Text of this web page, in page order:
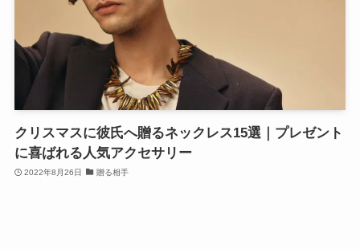
クリスマスに彼氏へ贈るネックレス15選｜プレゼント
に喜ばれる人気アクセサリー
2022年8月26日 贈る相手